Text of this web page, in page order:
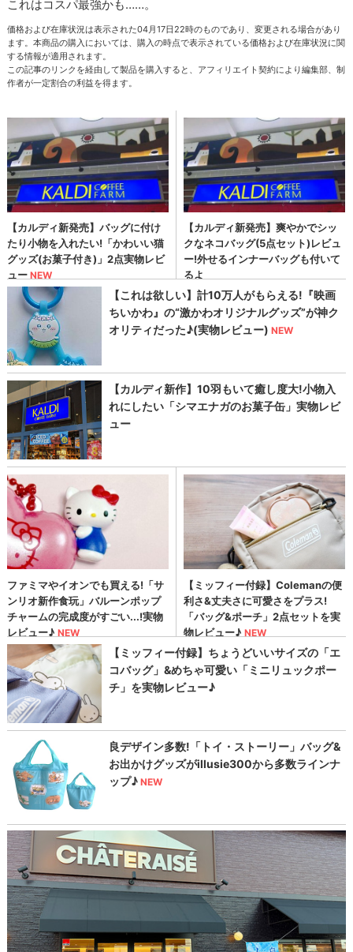
これはコスパ最強かも……。
価格および在庫状況は表示された04月17日22時のものであり、変更される場合があり
ます。本商品の購入においては、購入の時点で表示されている価格および在庫状況に関
する情報が適用されます。
この記事のリンクを経由して製品を購入すると、アフィリエイト契約により編集部、制
作者が一定割合の利益を得ます。